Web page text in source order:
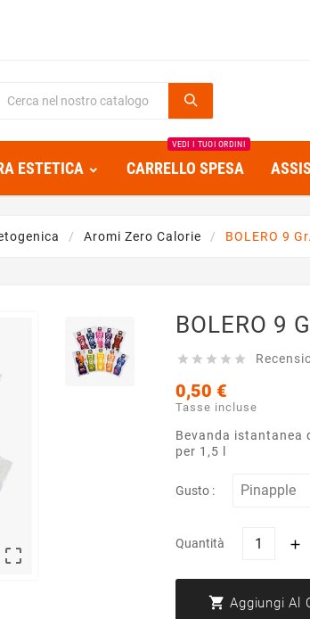
ESTETICA CARRELLO SPESA
VEDI I TUOI ORDINI
Aromi Zero Calorie BOLERO 9 Gr.

BOLERO 9
    
0,50 €
Tasse incluse
Bevanda istantanea
per 1,5 l
Gusto :
Quantità
 Aggiungi Al